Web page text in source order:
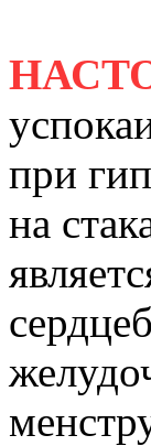
при
на